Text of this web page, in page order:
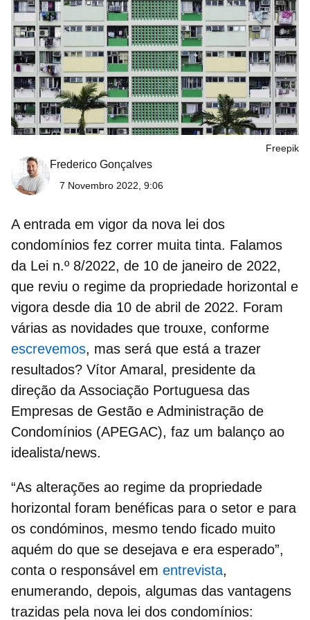
Freepik
Frederico Gonçalves
7 Novembro 2022, 9:06
A entrada em vigor da nova lei dos
condomínios fez correr muita tinta. Falamos
da Lei n.º 8/2022, de 10 de janeiro de 2022,
que reviu o regime da propriedade horizontal e
vigora desde dia 10 de abril de 2022. Foram
várias as novidades que trouxe, conforme
escrevemos, mas será que está a trazer
resultados? Vítor Amaral, presidente da
direção da Associação Portuguesa das
Empresas de Gestão e Administração de
Condomínios (APEGAC), faz um balanço ao
idealista/news.
“As alterações ao regime da propriedade
horizontal foram benéficas para o setor e para
os condóminos, mesmo tendo ficado muito
aquém do que se desejava e era esperado”,
conta o responsável em entrevista,
enumerando, depois, algumas das vantagens
trazidas pela nova lei dos condomínios: